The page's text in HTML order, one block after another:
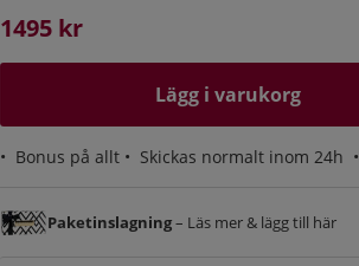
1495 kr
Lägg i varukorg
• Bonus på allt • Skickas normalt inom 24h •
Paketinslagning– Läs mer & lägg till här